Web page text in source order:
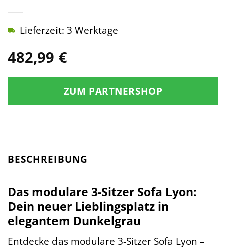
482,99 €
Lieferzeit: 3 Werktage
ZUM PARTNERSHOP
BESCHREIBUNG
Das modulare 3-Sitzer Sofa Lyon:
Dein neuer Lieblingsplatz in
elegantem Dunkelgrau
Entdecke das modulare 3-Sitzer Sofa Lyon –